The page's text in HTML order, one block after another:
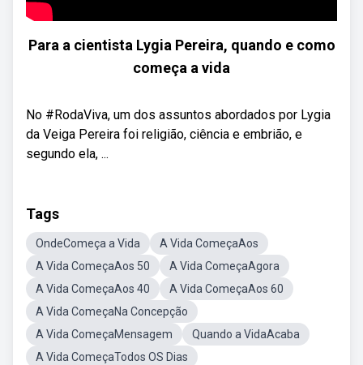
Para a cientista Lygia Pereira, quando e como
começa a vida
No #RodaViva, um dos assuntos abordados por Lygia
da Veiga Pereira foi religião, ciência e embrião, e
segundo ela, ...
Tags
OndeComeça a Vida
A Vida ComeçaAos
A Vida ComeçaAos 50
A Vida ComeçaAgora
A Vida ComeçaAos 40
A Vida ComeçaAos 60
A Vida ComeçaNa Concepção
A Vida ComeçaMensagem
Quando a VidaAcaba
A Vida ComeçaTodos OS Dias